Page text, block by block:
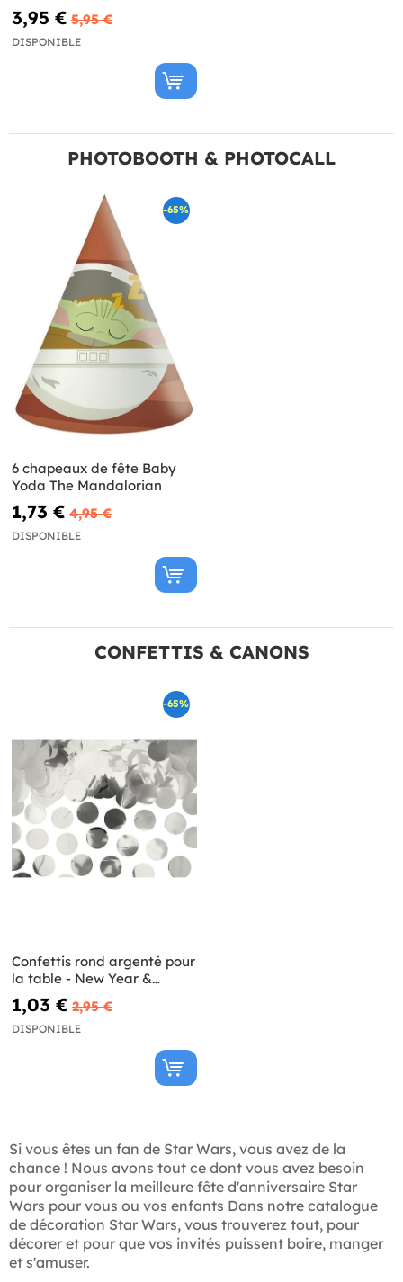
Birthday"
3,95 € 5,95 €
DISPONIBLE
PHOTOBOOTH & PHOTOCALL
-65%
6 chapeaux de fête Baby
Yoda The Mandalorian
1,73 € 4,95 €
DISPONIBLE
CONFETTIS & CANONS
-65%
Confettis rond argenté pour
la table - New Year &
Carnival
1,03 € 2,95 €
DISPONIBLE
Si vous êtes un fan de Star Wars, vous avez de la
chance ! Nous avons tout ce dont vous avez besoin
pour organiser la meilleure fête d'anniversaire Star
Wars pour vous ou vos enfants Dans notre catalogue
de décoration Star Wars, vous trouverez tout, pour
décorer et pour que vos invités puissent boire, manger
et s'amuser.